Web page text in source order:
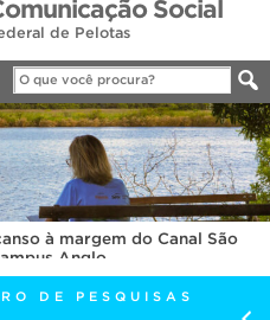
Acesso à informação
Legislação
Canais
Social
de Pelotas
à margem do Canal São
Anglo
DE PESQUISAS